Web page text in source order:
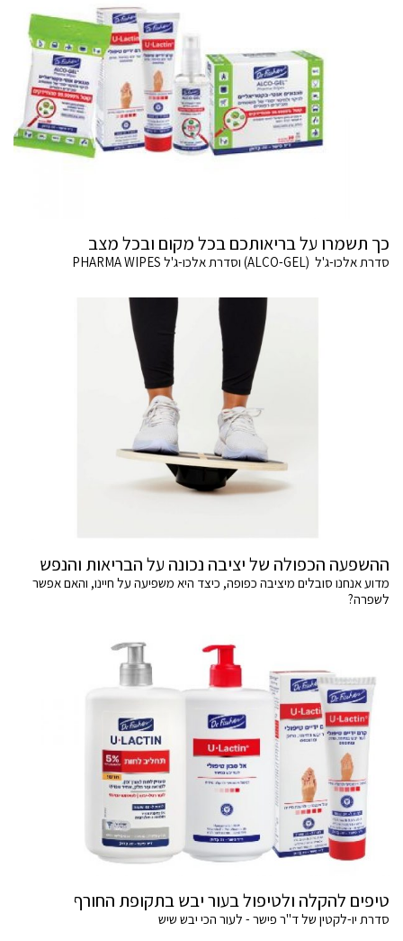
כך תשמרו על בריאותכם בכל מקום ובכל מצב
סדרת אלכו-ג'ל (ALCO-GEL) וסדרת אלכו-ג'ל PHARMA WIPES
ההשפעה הכפולה של יציבה נכונה על הבריאות והנפש
מדוע אנחנו סובלים מיציבה כפופה, כיצד היא משפיעה על חיינו, והאם אפשר
לשפרה?
טיפים להקלה ולטיפול בעור יבש בתקופת החורף
סדרת יו-לקטין של ד"ר פישר - לעור הכי יבש שיש